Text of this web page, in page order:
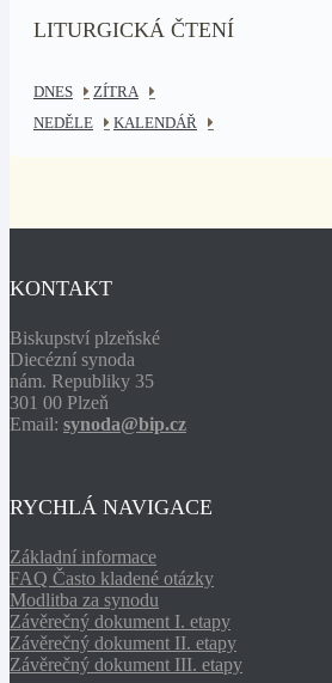
LITURGICKÁ ČTENÍ
DNES
ZÍTRA
NEDĚLE
KALENDÁŘ
KONTAKT
Biskupství plzeňské
Diecézní synoda
nám. Republiky 35
301 00 Plzeň
Email: synoda@bip.cz
RYCHLÁ NAVIGACE
Základní informace
FAQ Často kladené otázky
Modlitba za synodu
Závěrečný dokument I. etapy
Závěrečný dokument II. etapy
Závěrečný dokument III. etapy